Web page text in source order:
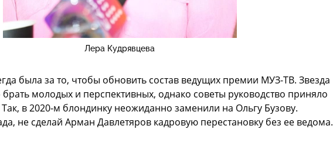
Лера Кудрявцева
была за то, чтобы обновить состав ведущих премии МУЗ-ТВ. Звезда
молодых и перспективных, однако советы руководство приняло
в 2020-м блондинку неожиданно заменили на Ольгу Бузову.
не сделай Арман Давлетяров кадровую перестановку без ее ведома.